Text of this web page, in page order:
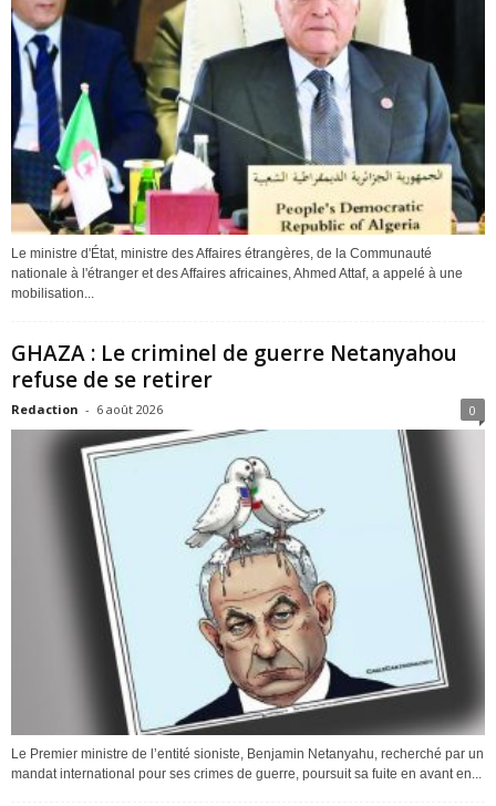
Le ministre d'État, ministre des Affaires étrangères, de la Communauté
nationale à l'étranger et des Affaires africaines, Ahmed Attaf, a appelé à une
mobilisation...
GHAZA : Le criminel de guerre Netanyahou
refuse de se retirer
Redaction - 6 août 2026 0
Le Premier ministre de l’entité sioniste, Benjamin Netanyahu, recherché par un
mandat international pour ses crimes de guerre, poursuit sa fuite en avant en...